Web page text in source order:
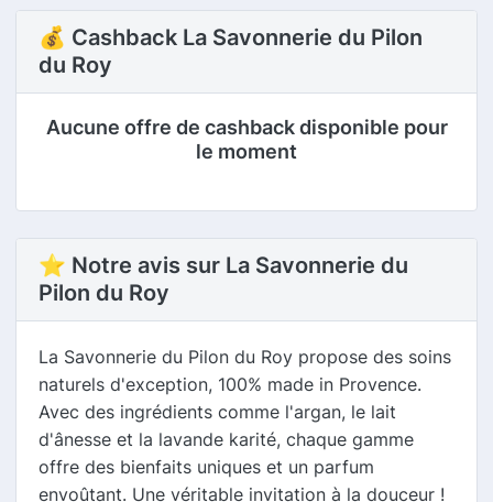
💰 Cashback La Savonnerie du Pilon
du Roy
Aucune offre de cashback disponible pour
le moment
⭐ Notre avis sur La Savonnerie du
Pilon du Roy
La Savonnerie du Pilon du Roy propose des soins
naturels d'exception, 100% made in Provence.
Avec des ingrédients comme l'argan, le lait
d'ânesse et la lavande karité, chaque gamme
offre des bienfaits uniques et un parfum
envoûtant. Une véritable invitation à la douceur !